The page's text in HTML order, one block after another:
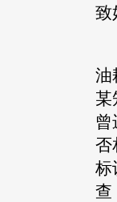
致
油
某
曾
否
标
查